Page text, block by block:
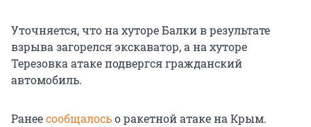
Уточняется, что на хуторе Балки в результате
взрыва загорелся экскаватор, а на хуторе
Терезовка атаке подвергся гражданский
автомобиль.
Ранеесообщалосьо ракетной атаке на Крым.